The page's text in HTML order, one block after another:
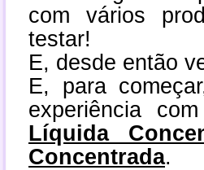
com vários
testar!
E, desde então
E, para
experiência
Líquida
Concentrada.